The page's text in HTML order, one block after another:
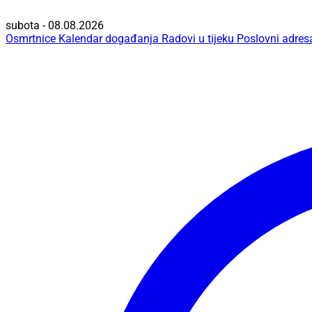
subota - 08.08.2026
Osmrtnice Kalendar događanja Radovi u tijeku Poslovni